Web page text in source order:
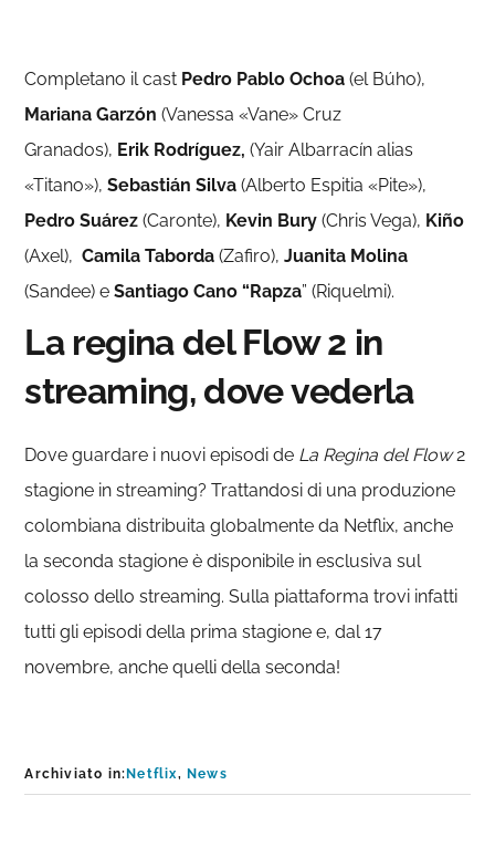
Completano il cast Pedro Pablo Ochoa (el Búho),
Mariana Garzón (Vanessa «Vane» Cruz
Granados), Erik Rodríguez, (Yair Albarracín alias
«Titano»),Sebastián Silva (Alberto Espitia «Pite»),
Pedro Suárez(Caronte), Kevin Bury(Chris Vega), Kiño
(Axel),Camila Taborda (Zafiro),Juanita Molina
(Sandee) eSantiago Cano “Rapza” (Riquelmi).
La regina del Flow 2 in
streaming, dove vederla
Dove guardare i nuovi episodi de La Regina del Flow2
stagione in streaming? Trattandosi di una produzione
colombiana distribuita globalmente da Netflix, anche
la seconda stagione è disponibile in esclusiva sul
colosso dello streaming. Sulla piattaforma trovi infatti
tutti gli episodi della prima stagione e, dal 17
novembre, anche quelli della seconda!
Archiviato in: Netflix, News